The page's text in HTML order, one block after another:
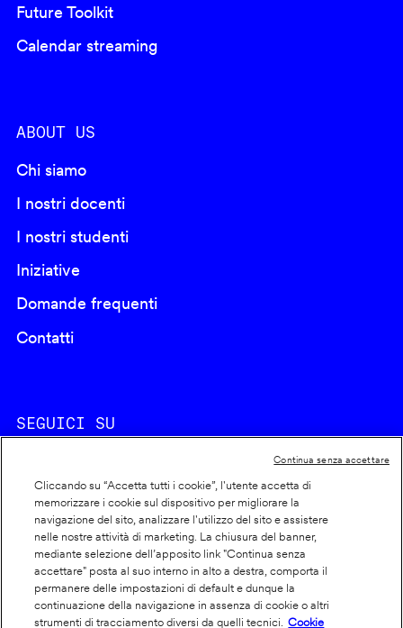
Future Toolkit
Calendar streaming
ABOUT US
Chi siamo
I nostri docenti
I nostri studenti
Iniziative
Domande frequenti
Contatti
SEGUICI SU
Footer
info
Cookie policy
Dichiarazione di accessibilità
Privacy
Cliccando su “Accetta tutti i cookie”, l'utente accetta di
memorizzare i cookie sul dispositivo per migliorare la
navigazione del sito, analizzare l'utilizzo del sito e assistere
nelle nostre attività di marketing. La chiusura del banner,
mediante selezione dell’apposito link "Continua senza
accettare" posta al suo interno in alto a destra, comporta il
permanere delle impostazioni di default e dunque la
continuazione della navigazione in assenza di cookie o altri
strumenti di tracciamento diversi da quelli tecnici.
Cookie
Continua senza accettare